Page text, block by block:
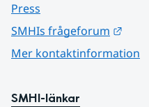
Press
SMHIs frågeforum
Mer kontaktinformation
SMHI-länkar